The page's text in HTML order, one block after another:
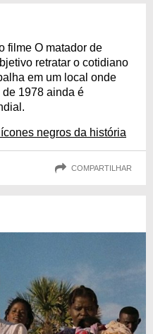
filme O matador de
retratar o cotidiano
em um local onde
de 1978 ainda é
negros da história
COMPARTILHAR